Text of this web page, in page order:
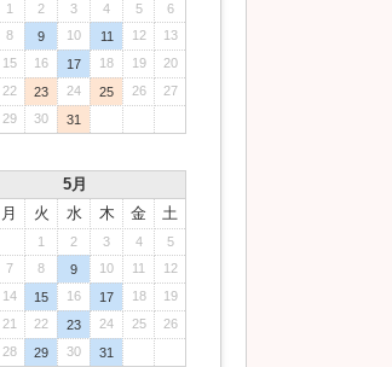
1 2 3 4 5
6
8 9 10 11 12
13
15 16 17 18 19
20
22 23 24 25 26
27
29 30 31
5月
月 火 水 木 金 土
1 2 3 4
5
7 8 9 10 11
12
14 15 16 17 18
19
21 22 23 24 25
26
28 29 30 31